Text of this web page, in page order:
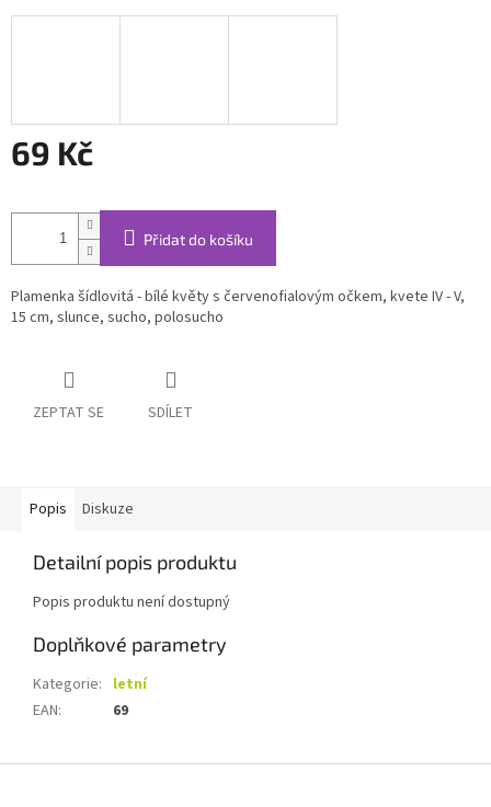
69 Kč
cena:
Přidat do košíku
Plamenka šídlovitá - bílé květy s červenofialovým očkem, kvete IV - V,
15 cm, slunce, sucho, polosucho
ZEPTAT SE SDÍLET
Popis Diskuze
Detailní popis produktu
Popis produktu není dostupný
Doplňkové parametry
Kategorie: letní
EAN: 69